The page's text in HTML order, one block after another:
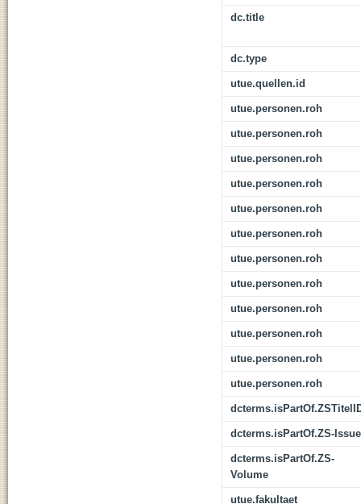
dc.title
dc.type
utue.quellen.id
utue.personen.roh
utue.personen.roh
utue.personen.roh
utue.personen.roh
utue.personen.roh
utue.personen.roh
utue.personen.roh
utue.personen.roh
utue.personen.roh
utue.personen.roh
utue.personen.roh
utue.personen.roh
dcterms.isPartOf.ZS-Issue
dcterms.isPartOf.ZS-
Volume
utue.fakultaet